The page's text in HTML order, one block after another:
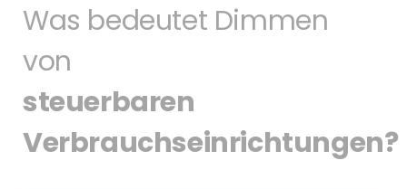
Was bedeutet Dimmen
von
steuerbaren
Verbrauchseinrichtungen?